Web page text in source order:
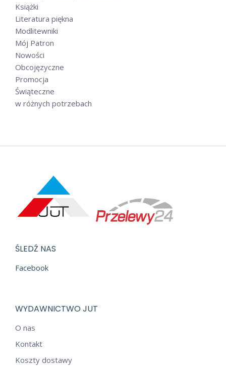
Książki
Literatura piękna
Modlitewniki
Mój Patron
Nowości
Obcojęzyczne
Promocja
Świąteczne
w różnych potrzebach
ŚLEDŹ NAS
Facebook
WYDAWNICTWO JUT
O nas
Kontakt
Koszty dostawy